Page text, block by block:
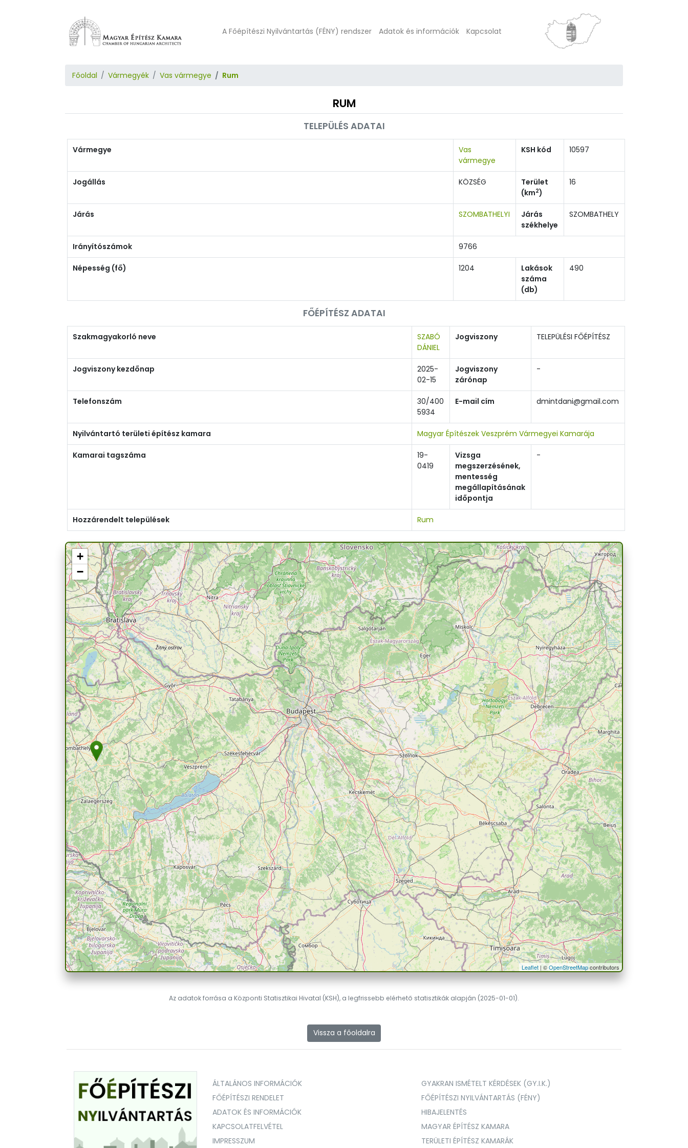
A Főépítészi Nyilvántartás (FÉNY) rendszer Adatok és információk Kapcsolat
Főoldal Vármegyék Vas vármegye Rum
RUM
TELEPÜLÉS ADATAI
Vármegye
Vas
vármegye
KSH kód 10597
Jogállás KÖZSÉG
Terület
(km2)
16
Járás SZOMBATHELYI
Járás
székhelye
SZOMBATHELY
Irányítószámok 9766
Népesség (fő) 1204
Lakások
száma
(db)
490
FŐÉPÍTÉSZ ADATAI
Szakmagyakorló neve
SZABÓ
DÁNIEL
Jogviszony TELEPÜLÉSI FŐÉPÍTÉSZ
Jogviszony kezdőnap
2025-
02-15
Jogviszony
zárónap
-
Telefonszám
30/400
5934
E-mail cím dmintdani@gmail.com
Nyilvántartó területi építész kamara Magyar Építészek Veszprém Vármegyei Kamarája
Kamarai tagszáma
19-
0419
Vizsga
megszerzésének,
mentesség
megállapításának
időpontja
-
Hozzárendelt települések Rum
+
−
Leaflet | ©OpenStreetMapcontributors
Az adatok forrása a Központi Statisztikai Hivatal (KSH), a legfrissebb elérhető statisztikák alapján (2025-01-01).
Vissza a főoldalra
ÁLTALÁNOS INFORMÁCIÓK
GYAKRAN ISMÉTELT KÉRDÉSEK (GY.I.K.)
FŐÉPÍTÉSZI RENDELET
FŐÉPÍTÉSZI NYILVÁNTARTÁS (FÉNY)
ADATOK ÉS INFORMÁCIÓK
HIBAJELENTÉS
KAPCSOLATFELVÉTEL
MAGYAR ÉPÍTÉSZ KAMARA
IMPRESSZUM
TERÜLETI ÉPÍTÉSZ KAMARÁK